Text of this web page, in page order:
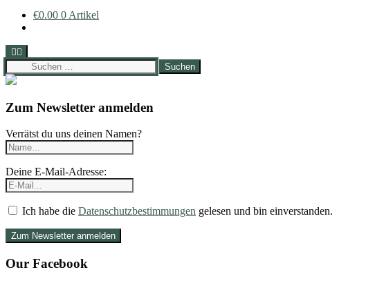
€0.00 0 Artikel
Suchen
nach:
Zum Newsletter anmelden
Verrätst du uns deinen Namen?
Deine E-Mail-Adresse:
Ich habe die Datenschutzbestimmungen gelesen und bin einverstanden.
Our Facebook